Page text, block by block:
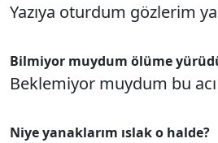
Yazıya oturdum gözlerim
Bilmiyor muydum ölüme
Beklemiyor muydum bu acı
Niye yanaklarım ıslak o halde?